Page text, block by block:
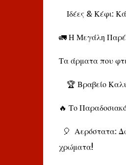
Ιδέες & Κέφι:
🚛 Η Μεγάλη
Τα άρματα που
🏆 Βραβείο
🔥 Το
🎈 Αερόστατα:
χρώματα!